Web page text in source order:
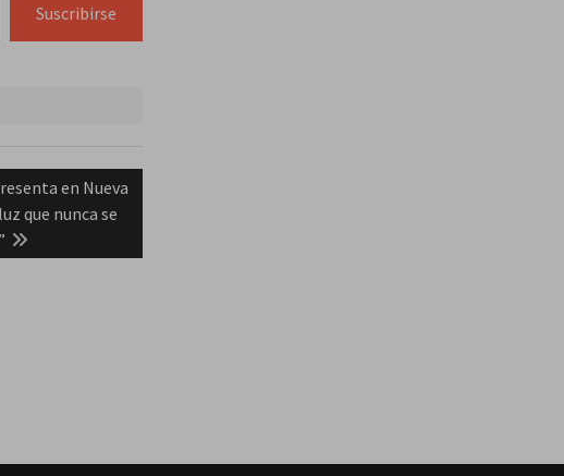
Suscribirse
en Nueva
que nunca se